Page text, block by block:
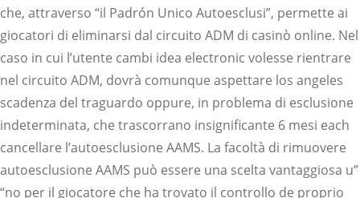
che, attraverso “il Padrón Unico Autoesclusi”, permette ai
giocatori di eliminarsi dal circuito ADM di casinò online. Nel
caso in cui l’utente cambi idea electronic volesse rientrare
nel circuito ADM, dovrà comunque aspettare los angeles
scadenza del traguardo oppure, in problema di esclusione
indeterminata, che trascorrano insignificante 6 mesi each
cancellare l’autoesclusione AAMS. La facoltà di rimuovere
autoesclusione AAMS può essere una scelta vantaggiosa u”
“no per il giocatore che ha trovato il controllo de proprio